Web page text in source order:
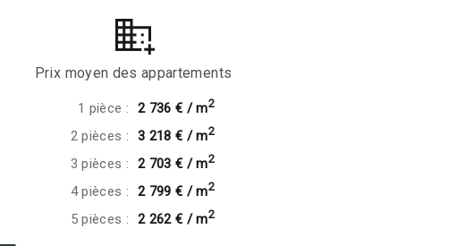
Prix moyen des appartements
1 pièce : 2 736 € / m2
2 pièces : 3 218 € / m2
3 pièces : 2 703 € / m2
4 pièces : 2 799 € / m2
5 pièces : 2 262 € / m2